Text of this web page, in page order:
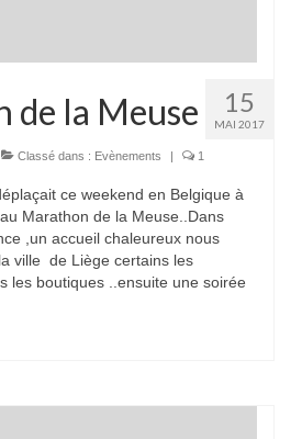
15
MAI 2017
de la Meuse
Classé dans : Evènements 1
ce weekend en Belgique à
Marathon de la Meuse..Dans
,un accueil chaleureux nous
ville de Liège certains les
les boutiques ..ensuite une soirée